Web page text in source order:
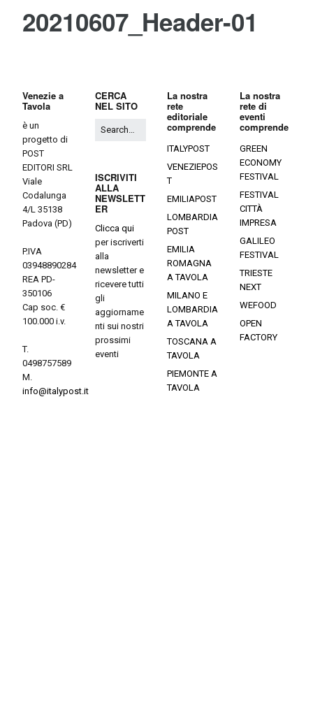
20210607_Header-01
Venezie a
Tavola
è un
progetto di
POST
EDITORI SRL
Viale
Codalunga
4/L 35138
Padova (PD)
P.IVA
03948890284
REA PD-
350106
Cap soc. €
100.000 i.v.
T.
0498757589
M.
info@italypost.it
CERCA
NEL SITO
ISCRIVITI
ALLA
NEWSLETT
ER
Clicca qui
per iscriverti
alla
newsletter e
ricevere tutti
gli
aggiorname
nti sui nostri
prossimi
eventi
La nostra
rete
editoriale
comprende
ITALYPOST
VENEZIEPOS
T
EMILIAPOST
LOMBARDIA
POST
EMILIA
ROMAGNA
A TAVOLA
MILANO E
LOMBARDIA
A TAVOLA
TOSCANA A
TAVOLA
PIEMONTE A
TAVOLA
La nostra
rete di
eventi
comprende
GREEN
ECONOMY
FESTIVAL
FESTIVAL
CITTÀ
IMPRESA
GALILEO
FESTIVAL
TRIESTE
NEXT
WEFOOD
OPEN
FACTORY